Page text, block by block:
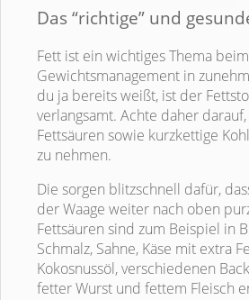
Das “richtige” und
Fett ist ein wichtiges Thema beim
Gewichtsmanagement in
du ja bereits weißt, ist der
verlangsamt. Achte daher
Fettsäuren sowie kurzkettige
zu nehmen.
Die sorgen blitzschnell dafür,
der Waage weiter nach oben
Fettsäuren sind zum Beispiel in
Schmalz, Sahne, Käse mit extra
Kokosnussöl, verschiedenen
fetter Wurst und fettem Fleisch